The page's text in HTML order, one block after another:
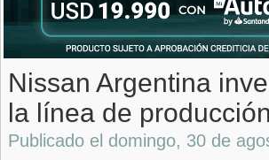
Nissan Argentina
la línea de
Publicado el domingo, 30 de